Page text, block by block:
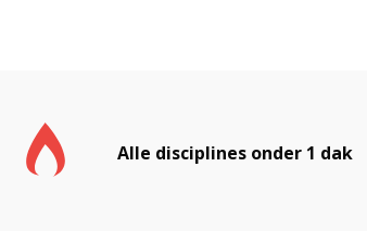
Alle disciplines onder 1 dak